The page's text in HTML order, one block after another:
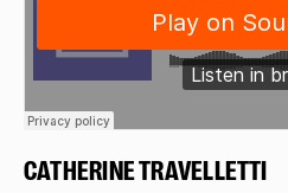
CATHERINE TRAVELLETTI